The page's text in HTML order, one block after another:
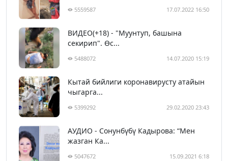
5559587 17.07.2022 16:50
ВИДЕО(+18) - "Муунтуп, башына
секирип". Өс...
5488072 14.07.2020 15:19
Кытай бийлиги коронавирусту атайын
чыгарга...
5399292 29.02.2020 23:43
АУДИО - Сонунбүбү Кадырова: “Мен
жазган Ка...
5047672 15.09.2021 6:18